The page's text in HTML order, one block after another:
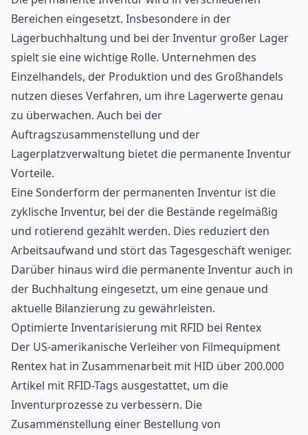
Bereichen eingesetzt. Insbesondere in der
Lagerbuchhaltung und bei der Inventur großer Lager
spielt sie eine wichtige Rolle. Unternehmen des
Einzelhandels, der Produktion und des Großhandels
nutzen dieses Verfahren, um ihre Lagerwerte genau
zu überwachen. Auch bei der
Auftragszusammenstellung und der
Lagerplatzverwaltung bietet die permanente Inventur
Vorteile.
Eine Sonderform der permanenten Inventur ist die
zyklische Inventur, bei der die Bestände regelmäßig
und rotierend gezählt werden. Dies reduziert den
Arbeitsaufwand und stört das Tagesgeschäft weniger.
Darüber hinaus wird die permanente Inventur auch in
der Buchhaltung eingesetzt, um eine genaue und
aktuelle Bilanzierung zu gewährleisten.
Optimierte Inventarisierung mit RFID bei Rentex
Der US-amerikanische Verleiher von Filmequipment
Rentex hat in Zusammenarbeit mit HID über 200.000
Artikel mit RFID-Tags ausgestattet, um die
Inventurprozesse zu verbessern. Die
Zusammenstellung einer Bestellung von